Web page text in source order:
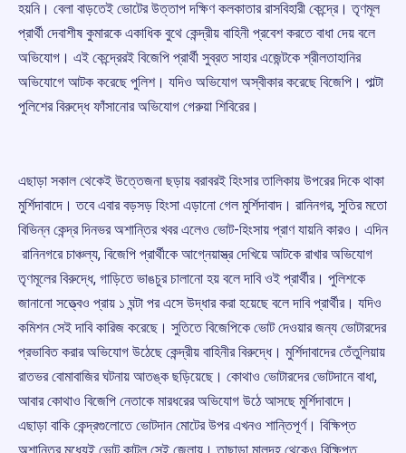
হয়নি। বেলা বাড়তেই ভোটের উত্তাপ দক্ষিণ কলকাতার রাসবিহারী কেন্দ্রে। তৃণমূল
প্রার্থী দেবাশীষ কুমারকে একাধিক বুথে কেন্দ্রীয় বাহিনী প্রবেশ করতে বাধা দেয় বলে
অভিযোগ। এই কেন্দ্রেরই বিজেপি প্রার্থী সুব্রত সাহার এজেন্টকে শ্রীলতাহানির
অভিযোগে আটক করেছে পুলিশ। যদিও অভিযোগ অস্বীকার করেছে বিজেপি। পাল্টা
পুলিশের বিরুদ্ধে ফাঁসানোর অভিযোগ গেরুয়া শিবিরের।
এছাড়া সকাল থেকেই উত্তেজনা ছড়ায় বরাবরই হিংসার তালিকায় উপরের দিকে থাকা
মুর্শিদাবাদে। তবে এবার বড়সড় হিংসা এড়ানো গেল মুর্শিদাবাদ। রানিনগর, সুতির মতো
বিভিন্ন কেন্দ্র দিনভর অশান্তির খবর এলেও ভোট-হিংসায় প্রাণ যায়নি কারও। এদিন
রানিনগরে চাঞ্চল্য, বিজেপি প্রার্থীকে আগ্নেয়াস্ত্র দেখিয়ে আটকে রাখার অভিযোগ
তৃণমূলের বিরুদ্ধে, গাড়িতে ভাঙচুর চালানো হয় বলে দাবি ওই প্রার্থীর। পুলিশকে
জানানো সত্ত্বেও প্রায় ১ ঘন্টা পর এসে উদ্ধার করা হয়েছে বলে দাবি প্রার্থীর। যদিও
কমিশন সেই দাবি কারিজ করেছে। সুতিতে বিজেপিকে ভোট দেওয়ার জন্য ভোটারদের
প্রভাবিত করার অভিযোগ উঠেছে কেন্দ্রীয় বাহিনীর বিরুদ্ধে। মুর্শিদাবাদের তেঁতুলিয়ায়
রাতভর বোমাবাজির ঘটনায় আতঙ্ক ছড়িয়েছে। কোথাও ভোটারদের ভোটদানে বাধা,
আবার কোথাও বিজেপি নেতাকে মারধরের অভিযোগ উঠে আসছে মুর্শিদাবাদে।
এছাড়া বাকি কেন্দ্রগুলোতে ভোটদান মোটের উপর এখনও শান্তিপূর্ণ। বিক্ষিপ্ত